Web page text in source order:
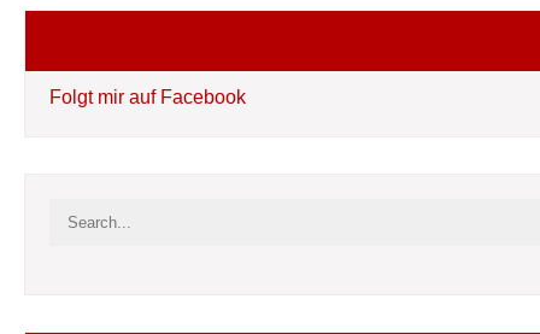
Folgt mir auf Facebook